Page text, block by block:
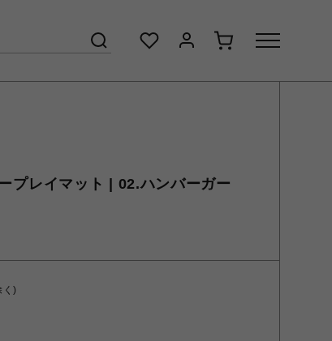
プレイマット | 02.ハンバーガー
)